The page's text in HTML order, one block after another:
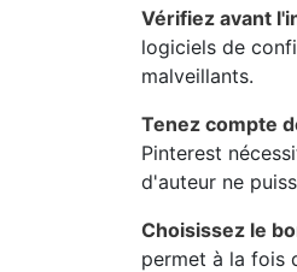
Vérifiez avant
logiciels de
malveillants.
Tenez compte
Pinterest
d'auteur ne
Choisissez le
permet à la fois